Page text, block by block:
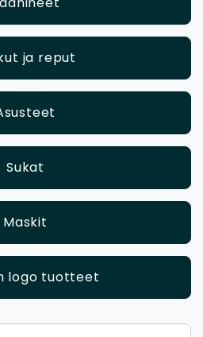
ja reput
Sukat
Maskit
logo tuotteet